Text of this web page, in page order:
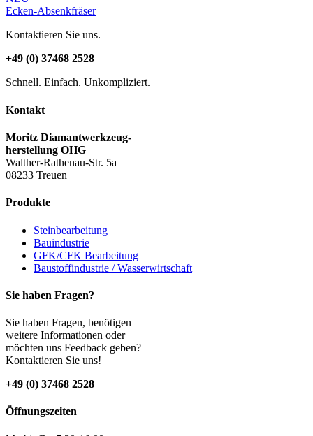
Ecken-Absenkfräser
Kontaktieren Sie uns.
+49 (0) 37468 2528
Schnell. Einfach. Unkompliziert.
Kontakt
Moritz Diamantwerkzeug-
herstellung OHG
Walther-Rathenau-Str. 5a
08233 Treuen
Produkte
Steinbearbeitung
Bauindustrie
GFK/CFK Bearbeitung
Baustoffindustrie / Wasserwirtschaft
Sie haben Fragen?
Sie haben Fragen, benötigen
weitere Informationen oder
möchten uns Feedback geben?
Kontaktieren Sie uns!
+49 (0) 37468 2528
Öffnungszeiten